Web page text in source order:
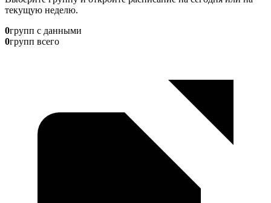
текущую неделю.
0групп с данными
0групп всего